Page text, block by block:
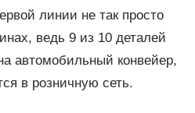
линии не так просто
ведь 9 из 10 деталей
автомобильный конвейер,
в розничную сеть.